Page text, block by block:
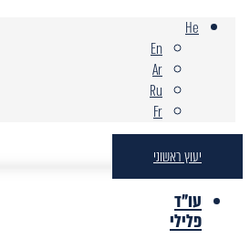
He
En
Ar
Ru
Fr
יעוץ ראשוני
עו"ד
פלילי